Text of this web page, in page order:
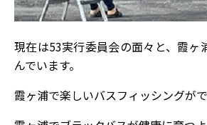
現在は53実行委員会の面々と、霞ヶ
んでいます。
霞ヶ浦で楽しいバスフィッシングがで